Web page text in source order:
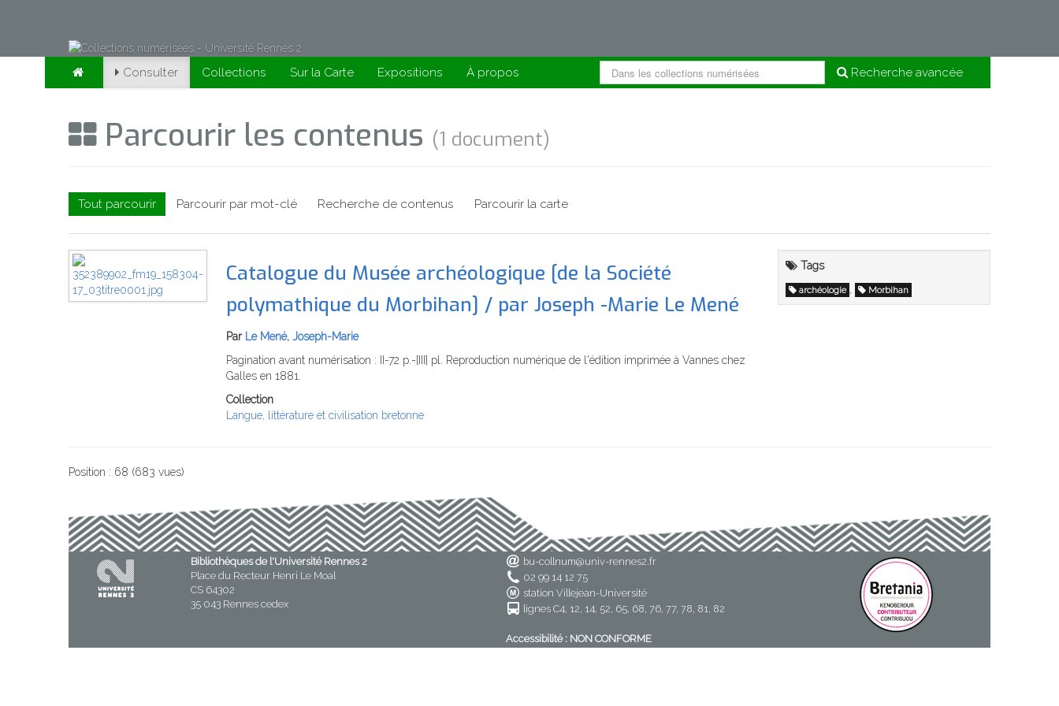
Consulter Collections Sur la Carte Expositions À propos Recherche avancée
Parcourir les contenus (1 document)
Tout parcourir Parcourir par mot-clé Recherche de contenus Parcourir la carte
Catalogue du Musée archéologique [de la Société
polymathique du Morbihan] / par Joseph -Marie Le Mené
Par Le Mené, Joseph-Marie
Pagination avant numérisation : II-72 p.-[III] pl. Reproduction numérique de l'édition imprimée à Vannes chez
Galles en 1881.
Collection
Langue, littérature et civilisation bretonne
Tags
archéologie , Morbihan
Position : 68 (683 vues)
Bibliothèques de l'Université Rennes 2
Place du Recteur Henri Le Moal
CS 64302
35 043 Rennes cedex
bu-collnum@univ-rennes2.fr
02 99 14 12 75
station Villejean-Université
lignes C4, 12, 14, 52, 65, 68, 76, 77, 78, 81, 82
Accessibilité : NON CONFORME